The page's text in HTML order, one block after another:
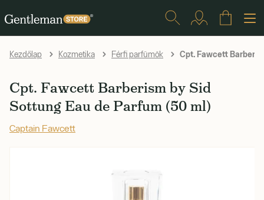
Kezdőlap Kozmetika Férfi parfümök Cpt. Fawcett
Cpt. Fawcett Barberism by Sid
Sottung Eau de Parfum (50 ml)
Captain Fawcett